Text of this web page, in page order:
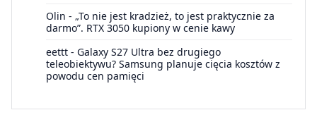
Olin - „To nie jest kradzież, to jest praktycznie za
darmo”. RTX 3050 kupiony w cenie kawy
eettt - Galaxy S27 Ultra bez drugiego
teleobiektywu? Samsung planuje cięcia kosztów z
powodu cen pamięci